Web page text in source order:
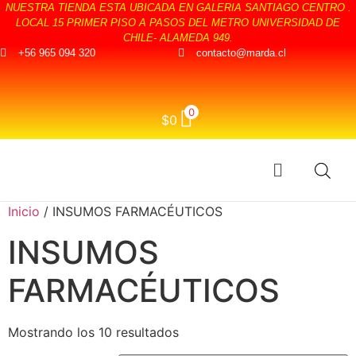
NUESTRA TIENDA ESTA UBICADA EN GALERIA SANTIAGO CENTRO .
LOCAL 15 PRIMER PISO A PASOS DEL METRO UNIVERSIDAD DE
CHILE- ALAMEDA 949.
+56 965 094 320
contacto@marda.cl
$0 0
Inicio / INSUMOS FARMACÉUTICOS
INSUMOS
FARMACÉUTICOS
Mostrando los 10 resultados